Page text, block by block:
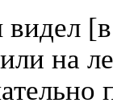
видел
на